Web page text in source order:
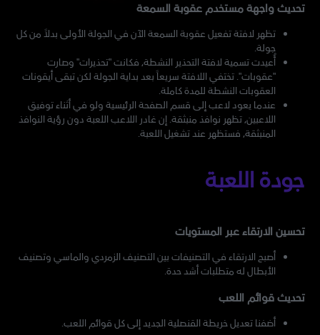
تحديث واجهة مستخدم عقوبة السمعة
تظهر لافتة تفعيل عقوبة السمعة الآن في الجولة الأولى بدلاً من كل
جولة.
أُعيدت تسمية لافتة التحذير النشطة، فكانت "تحذيرات" وصارت
"عقوبات". تختفي اللافتة سريعاً بعد بداية الجولة لكن تبقى أيقونات
العقوبات النشطة للمدة كاملة.
عندما يعود لاعب إلى قسم الصفحة الرئيسية ولو في أثناء توفيق
اللاعبين، تظهر نوافذ منبثقة. إن غادر اللاعب اللعبة دون رؤية النوافذ
المنبثقة، فستظهر عند تشغيل اللعبة.
جودة اللعبة
تحسين الارتقاء عبر المستويات
أصبح الارتقاء في التصنيفات بين التصنيف الزمردي والماسي وتصنيف
الأبطال له متطلبات أشد حدة.
تحديث قوائم اللعب
أضفنا تعديل خريطة القنصلية الجديد إلى كل قوائم اللعب.